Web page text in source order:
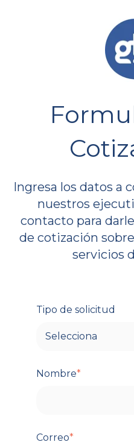
Ingresa los datos a
nuestros
contacto para
de cotización
servicios
Tipo de solicitud
Nombre*
Correo*